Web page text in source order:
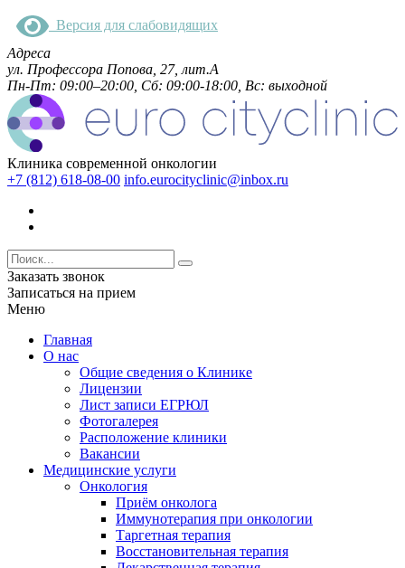
Версия для слабовидящих
Адреса
ул. Профессора Попова, 27, лит.А
Пн-Пт: 09:00–20:00, Сб: 09:00-18:00, Вс: выходной
Клиника современной онкологии
+7 (812) 618-08-00 info.eurocityclinic@inbox.ru
Заказать звонок
Записаться на прием
Меню
Главная
О нас
Общие сведения о Клинике
Лицензии
Лист записи ЕГРЮЛ
Фотогалерея
Расположение клиники
Вакансии
Медицинские услуги
Онкология
Приём онколога
Иммунотерапия при онкологии
Таргетная терапия
Восстановительная терапия